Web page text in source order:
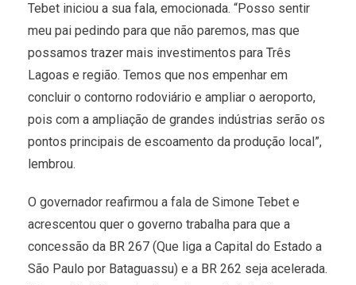
Tebet iniciou a sua fala, emocionada. “Posso sentir
meu pai pedindo para que não paremos, mas que
possamos trazer mais investimentos para Três
Lagoas e região. Temos que nos empenhar em
concluir o contorno rodoviário e ampliar o aeroporto,
pois com a ampliação de grandes indústrias serão os
pontos principais de escoamento da produção local”,
lembrou.
O governador reafirmou a fala de Simone Tebet e
acrescentou quer o governo trabalha para que a
concessão da BR 267 (Que liga a Capital do Estado a
São Paulo por Bataguassu) e a BR 262 seja acelerada.